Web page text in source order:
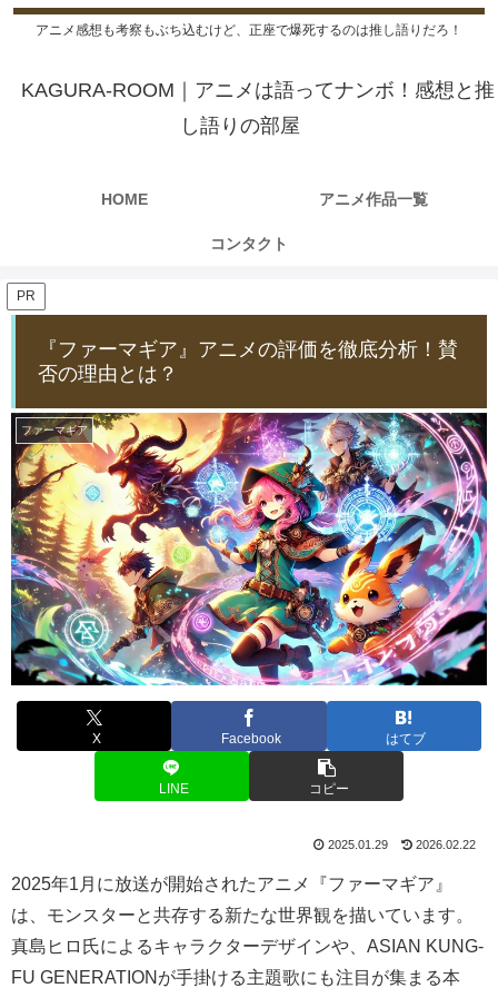
アニメ感想も考察もぶち込むけど、正座で爆死するのは推し語りだろ！
KAGURA-ROOM｜アニメは語ってナンボ！感想と推
し語りの部屋
HOME アニメ作品一覧
コンタクト
PR
『ファーマギア』アニメの評価を徹底分析！賛
否の理由とは？
ファーマギア
X Facebook はてブ
LINE コピー
2025.01.29 2026.02.22
2025年1月に放送が開始されたアニメ『ファーマギア』
は、モンスターと共存する新たな世界観を描いています。
真島ヒロ氏によるキャラクターデザインや、ASIAN KUNG-
FU GENERATIONが手掛ける主題歌にも注目が集まる本